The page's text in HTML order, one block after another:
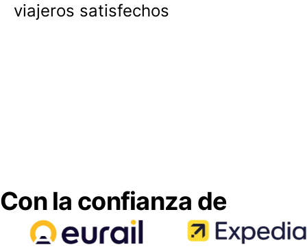
viajeros satisfechos
Con la confianza de